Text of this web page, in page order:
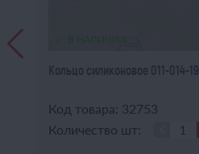
Кольцо силиконовое 011-014-19
Код товара: 32753
Количество шт: